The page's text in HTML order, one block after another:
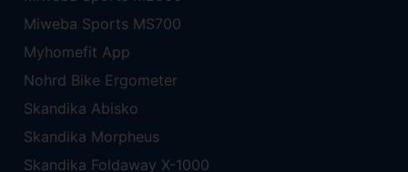
Miweba Sports MS700
Myhomefit App
Nohrd Bike Ergometer
Skandika Abisko
Skandika Morpheus
Skandika Foldaway X-1000